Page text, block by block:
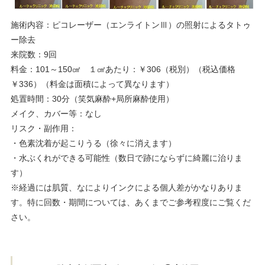
施術内容：ピコレーザー（エンライトンⅢ）の照射によるタトゥ
ー除去
来院数：9回
料金：101～150㎠ １㎠あたり：￥306（税別）（税込価格
￥336）（料金は面積によって異なります）
処置時間：30分（笑気麻酔+局所麻酔使用）
メイク、カバー等：なし
リスク・副作用：
・色素沈着が起こりうる（徐々に消えます）
・水ぶくれができる可能性（数日で跡にならずに綺麗に治りま
す）
※経過には肌質、なによりインクによる個人差がかなりありま
す。特に回数・期間については、あくまでご参考程度にご覧くだ
さい。